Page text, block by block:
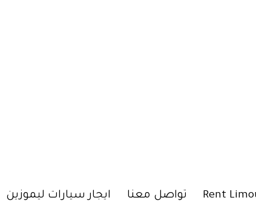
Rent تواصل معنا ايجار سيارات ليموزين